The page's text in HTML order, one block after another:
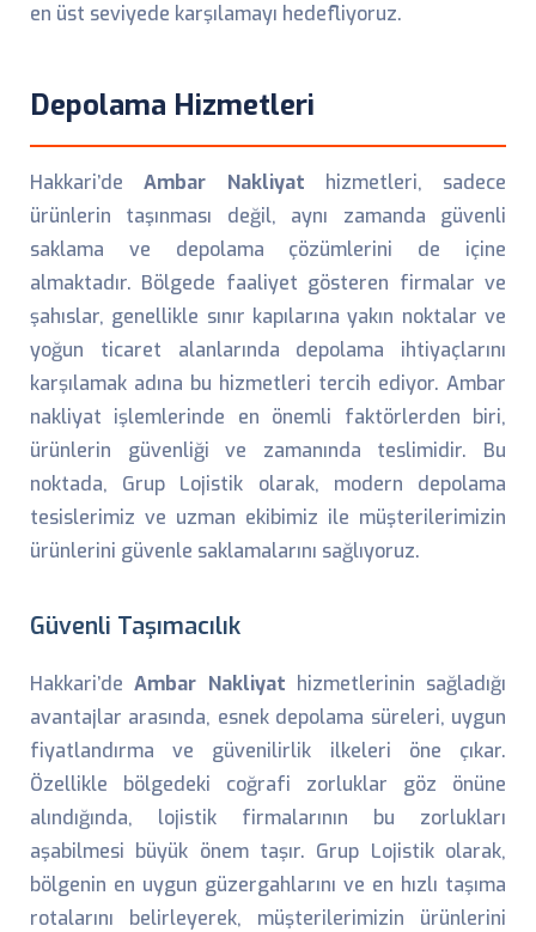
en üst seviyede karşılamayı hedefliyoruz.
Depolama Hizmetleri
Hakkari’deAmbar Nakliyat hizmetleri, sadece
ürünlerin taşınması değil, aynı zamanda güvenli
saklama ve depolama çözümlerini de içine
almaktadır. Bölgede faaliyet gösteren firmalar ve
şahıslar, genellikle sınır kapılarına yakın noktalar ve
yoğun ticaret alanlarında depolama ihtiyaçlarını
karşılamak adına bu hizmetleri tercih ediyor. Ambar
nakliyat işlemlerinde en önemli faktörlerden biri,
ürünlerin güvenliği ve zamanında teslimidir. Bu
noktada, Grup Lojistik olarak, modern depolama
tesislerimiz ve uzman ekibimiz ile müşterilerimizin
ürünlerini güvenle saklamalarını sağlıyoruz.
Güvenli Taşımacılık
Hakkari’deAmbar Nakliyat hizmetlerinin sağladığı
avantajlar arasında, esnek depolama süreleri, uygun
fiyatlandırma ve güvenilirlik ilkeleri öne çıkar.
Özellikle bölgedeki coğrafi zorluklar göz önüne
alındığında, lojistik firmalarının bu zorlukları
aşabilmesi büyük önem taşır. Grup Lojistik olarak,
bölgenin en uygun güzergahlarını ve en hızlı taşıma
rotalarını belirleyerek, müşterilerimizin ürünlerini